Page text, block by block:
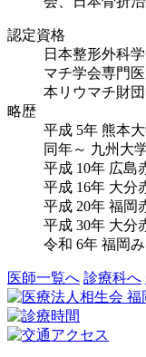
認定資格
日本整形外科
マチ学会専門
本リウマチ財
略歴
平成 5年 熊本
同年～ 九州大
平成 10年 広島
平成 16年 大分
平成 20年 福岡
平成 30年 大分
令和 6年 福岡
医師一覧へ 診療科へ